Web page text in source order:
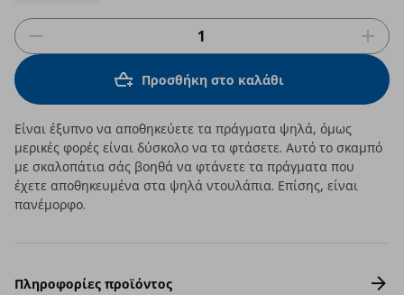
Προσθήκη στο καλάθι
Είναι έξυπνο να αποθηκεύετε τα πράγματα ψηλά, όμως
μερικές φορές είναι δύσκολο να τα φτάσετε. Αυτό το σκαμπό
με σκαλοπάτια σάς βοηθά να φτάνετε τα πράγματα που
έχετε αποθηκευμένα στα ψηλά ντουλάπια. Επίσης, είναι
πανέμορφο.
Πληροφορίες προϊόντος